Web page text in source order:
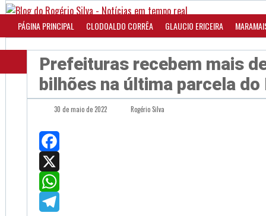
PÁGINA PRINCIPAL CLODOALDO CORRÊA GLAUCIO ERICEIRA
Prefeituras recebem mais
bilhões na última parcela do
30 de maio de 2022 Rogério Silva
Facebook
X
WhatsApp